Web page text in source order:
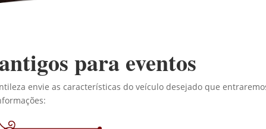
para eventos
envie as características do veículo desejado que